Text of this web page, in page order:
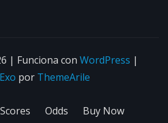
| Funciona con WordPress |
por ThemeArile
Scores Odds Buy Now